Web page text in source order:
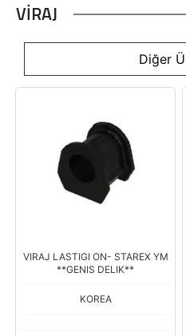
VİRAJ
Diğer
VIRAJ LASTIGI ON- STAREX YM
**GENIS DELIK**
KOREA